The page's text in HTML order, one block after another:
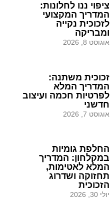
ציפוי ננו לחלונות:
המדריך המקצועי
לזכוכית נקייה
ומבריקה
אוגוסט 8, 2026
זכוכית משתנה:
המדריך המלא
לפרטיות חכמה ועיצוב
חדשני
אוגוסט 7, 2026
החלפת גומיות
במקלחון: המדריך
המלא לאטימות,
תחזוקה ושדרוג
הזכוכית
יולי 30, 2026